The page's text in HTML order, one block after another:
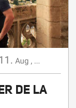
Aug,...
DE LA